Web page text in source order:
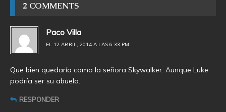
2 COMMENTS
Paco Villa
EL 12 ABRIL, 2014 A LAS 6:33 PM
Que bien quedaría como la señora Skywalker. Aunque Luke
podría ser su abuelo.
RESPONDER